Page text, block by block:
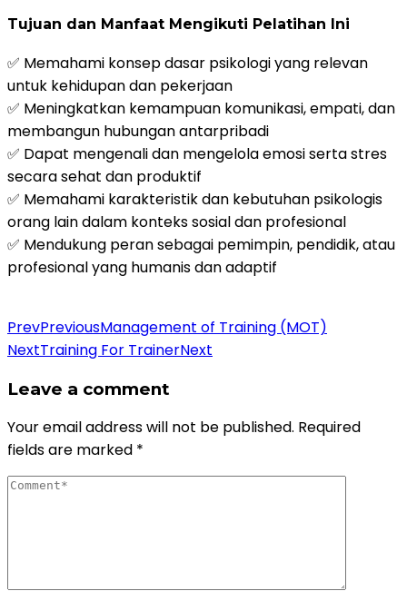
Tujuan dan Manfaat Mengikuti Pelatihan Ini
✅ Memahami konsep dasar psikologi yang relevan
untuk kehidupan dan pekerjaan
✅ Meningkatkan kemampuan komunikasi, empati, dan
membangun hubungan antarpribadi
✅ Dapat mengenali dan mengelola emosi serta stres
secara sehat dan produktif
✅ Memahami karakteristik dan kebutuhan psikologis
orang lain dalam konteks sosial dan profesional
✅ Mendukung peran sebagai pemimpin, pendidik, atau
profesional yang humanis dan adaptif
PrevPreviousManagement of Training (MOT)
NextTraining For TrainerNext
Leave a comment
Your email address will not be published. Required
fields are marked *